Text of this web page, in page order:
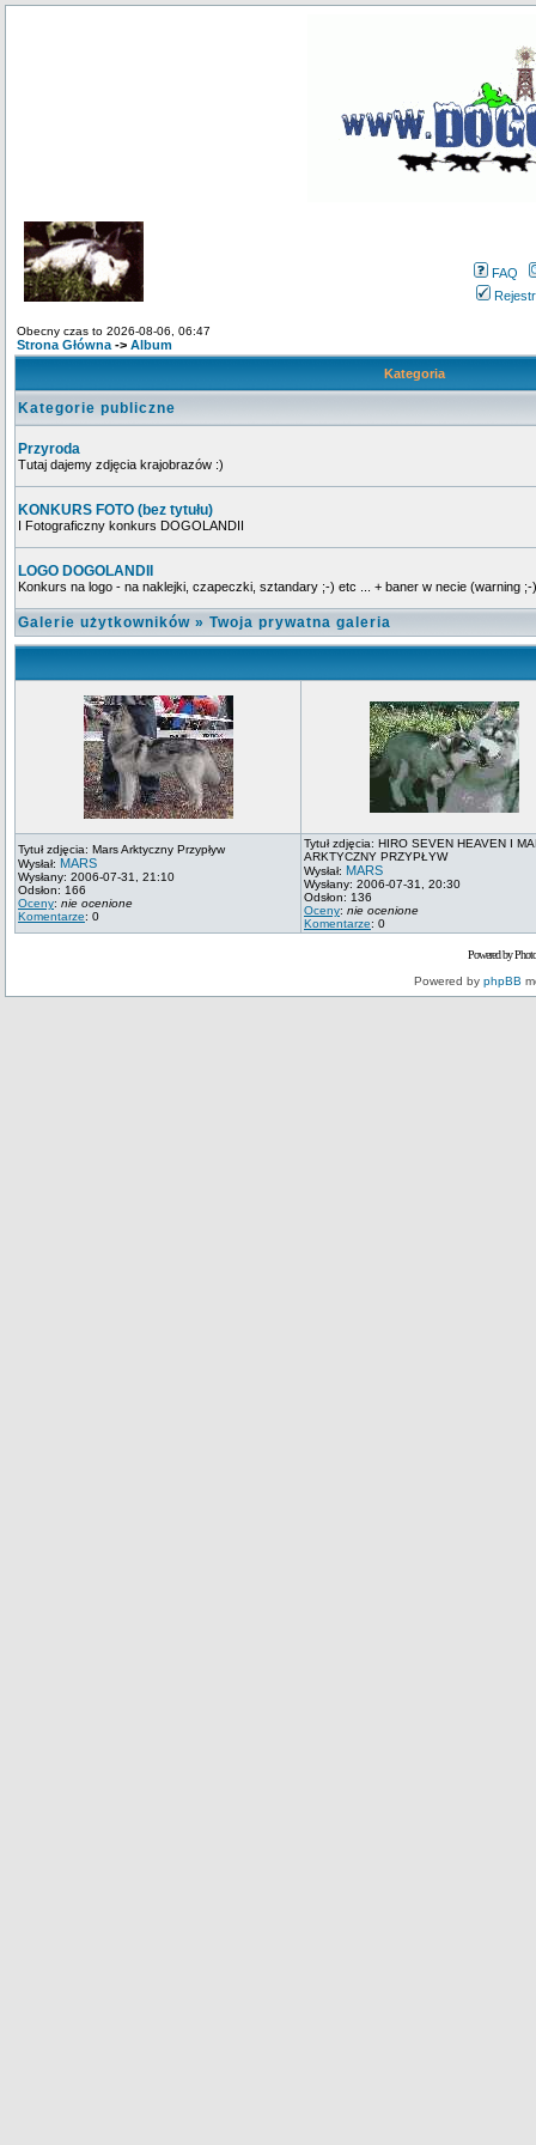
FAQ
Obecny czas to 2026-08-06, 06:47
Strona Główna -> Album
Kategoria
Kategorie publiczne
Przyroda
Tutaj dajemy zdjęcia krajobrazów :)
KONKURS FOTO (bez tytułu)
I Fotograficzny konkurs DOGOLANDII
LOGO DOGOLANDII
Konkurs na logo - na naklejki, czapeczki, sztandary ;-) etc ... + baner w necie (warning
Galerie użytkowników » Twoja prywatna galeria
Tytuł zdjęcia: Mars Arktyczny Przypływ
Wysłał: MARS
Wysłany: 2006-07-31, 21:10
Odsłon: 166
Oceny: nie ocenione
Komentarze: 0
Tytuł zdjęcia: HIRO SEVEN HEAVEN I
ARKTYCZNY PRZYPŁYW
Wysłał: MARS
Wysłany: 2006-07-31, 20:30
Odsłon: 136
Oceny: nie ocenione
Komentarze: 0
Powered by
Powered by phpBB